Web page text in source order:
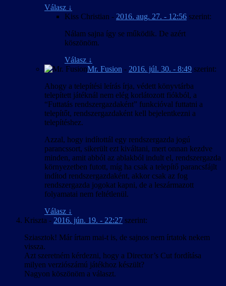
Válasz ↓
Kiss Christian - 2016. aug. 27. - 12:56 szerint:
Nálam sajna így se működik. De azért
köszönöm.
Válasz ↓
Mr. Fusion - 2016. júl. 30. - 8:49 szerint:
Ahogy a telepítési leírás írja, védett könyvtárba
telepített játéknál nem elég korlátozott fiókból, a
“Futtatás rendszergazdaként” funkcióval futtatni a
telepítőt, rendszergazdaként kell bejelentkezni a
telepítéshez.
Azzal, hogy indítottál egy rendszergazda jogú
parancssort, sikerült ezt kiváltani, mert onnan kezdve
minden, amit abból az ablakból indult el, rendszergazda
környezetben futott, míg ha csak a telepítő parancsfájlt
indítod rendszergazdaként, akkor csak az fog
rendszergazda jogokat kapni, de a leszármazott
folyamatai nem feltétlenül.
Válasz ↓
Kriszta - 2016. jún. 19. - 22:27 szerint:
Sziasztok! Már írtam mai-t is, de sajnos nem írtatok nekem
vissza.
Azt szeretném kérdezni, hogy a Director’s Cut fordítása
milyen verziószámú játékhoz készült?
Nagyon köszönöm a választ.